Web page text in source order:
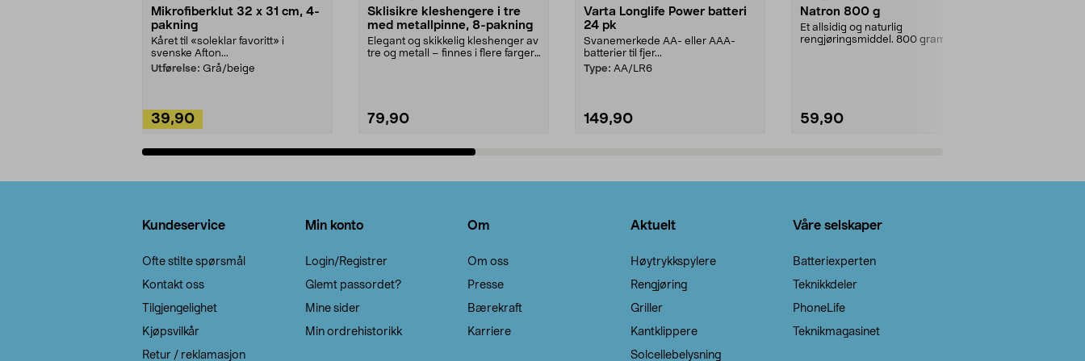
Mikrofiberklut 32 x 31 cm, 4-
pakning
Kåret til «soleklar favoritt» i
svenske Afton...
Utførelse: Grå/beige
39,90
Sklisikre kleshengere i tre
med metallpinne, 8-pakning
Elegant og skikkelig kleshenger av
tre og metall – finnes i flere farger.
79,90
Varta Longlife Power batteri
24 pk
Svanemerkede AA- eller AAA-
batterier til fjer...
Type: AA/LR6
149,90
Natron 800 g
Et allsidig og naturlig
rengjøringsmiddel. 800 gram
59,90
Kundeservice
Ofte stilte spørsmål
Kontakt oss
Tilgjengelighet
Kjøpsvilkår
Retur / reklamasjon
Min konto
Login/Registrer
Glemt passordet?
Mine sider
Min ordrehistorikk
Om
Om oss
Presse
Bærekraft
Karriere
Aktuelt
Høytrykkspylere
Rengjøring
Griller
Kantklippere
Solcellebelysning
Våre selskaper
Batteriexperten
Teknikkdeler
PhoneLife
Teknikmagasinet